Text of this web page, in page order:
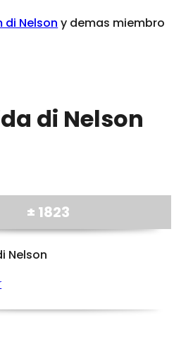
Nelson y demas miembro
di Nelson
± 1823
Nelson